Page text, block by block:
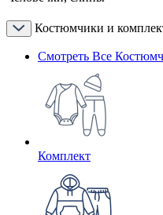
Костюмчики и
Смотреть Все
Комплект